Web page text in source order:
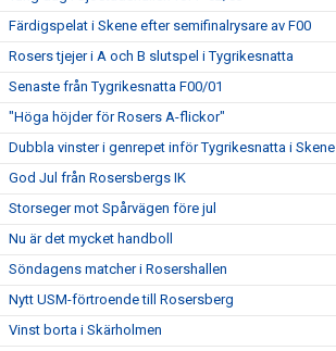
Färdigspelat i Skene efter semifinalrysare av F00
Rosers tjejer i A och B slutspel i Tygrikesnatta
Senaste från Tygrikesnatta F00/01
"Höga höjder för Rosers A-flickor"
Dubbla vinster i genrepet inför Tygrikesnatta i Skene
God Jul från Rosersbergs IK
Storseger mot Spårvägen före jul
Nu är det mycket handboll
Söndagens matcher i Rosershallen
Nytt USM-förtroende till Rosersberg
Vinst borta i Skärholmen